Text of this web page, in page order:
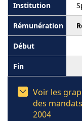
Voir les
des
2004